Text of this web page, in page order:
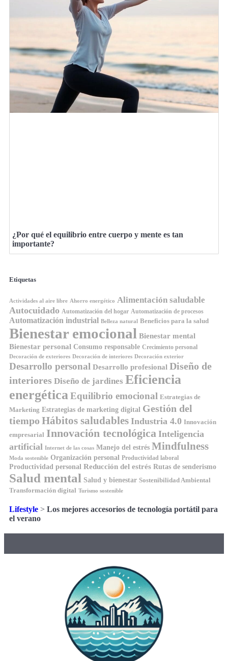
¿Por qué el equilibrio entre cuerpo y mente es tan
importante?
Etiquetas
Actividades al aire libre Ahorro energético Alimentación saludable
Autocuidado Automatización del hogar Automatización de procesos
Automatización industrial Belleza natural Beneficios para la salud
Bienestar emocional Bienestar mental
Bienestar personal Consumo responsable Crecimiento personal
Decoración de exteriores Decoración de interiores Decoración exterior
Desarrollo personal Desarrollo profesional Diseño de
interiores Diseño de jardines Eficiencia
energéticaEquilibrio emocional Estrategias de
Marketing Estrategias de marketing digital Gestión del
tiempo Hábitos saludables Industria 4.0 Innovación
empresarial Innovación tecnológica Inteligencia
artificial Internet de las cosas Manejo del estrés Mindfulness
Moda sostenible Organización personal Productividad laboral
Productividad personal Reducción del estrés Rutas de senderismo
Salud mental Salud y bienestar Sostenibilidad Ambiental
Transformación digital
Turismo sostenible
Lifestyle > Los mejores accesorios de tecnología portátil para
el verano